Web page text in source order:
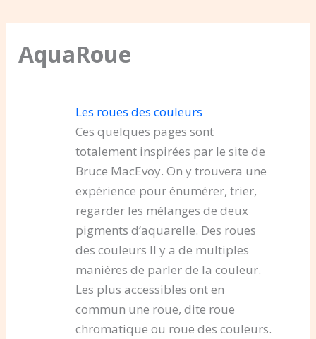
AquaRoue
Les roues des couleurs
Ces quelques pages sont
totalement inspirées par le site de
Bruce MacEvoy. On y trouvera une
expérience pour énumérer, trier,
regarder les mélanges de deux
pigments d’aquarelle. Des roues
des couleurs Il y a de multiples
manières de parler de la couleur.
Les plus accessibles ont en
commun une roue, dite roue
chromatique ou roue des couleurs.